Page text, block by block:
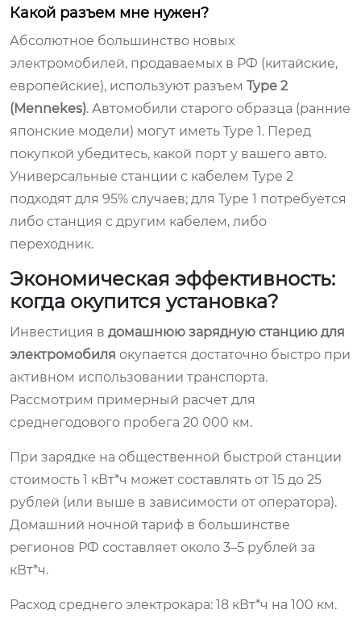
Какой разъем мне нужен?
Абсолютное большинство новых
электромобилей, продаваемых в РФ (китайские,
европейские), используют разъем Type 2
(Mennekes). Автомобили старого образца (ранние
японские модели) могут иметь Type 1. Перед
покупкой убедитесь, какой порт у вашего авто.
Универсальные станции с кабелем Type 2
подходят для 95% случаев; для Type 1 потребуется
либо станция с другим кабелем, либо
переходник.
Экономическая эффективность:
когда окупится установка?
Инвестиция в домашнюю зарядную станцию для
электромобиля окупается достаточно быстро при
активном использовании транспорта.
Рассмотрим примерный расчет для
среднегодового пробега 20 000 км.
При зарядке на общественной быстрой станции
стоимость 1 кВт*ч может составлять от 15 до 25
рублей (или выше в зависимости от оператора).
Домашний ночной тариф в большинстве
регионов РФ составляет около 3–5 рублей за
кВт*ч.
Расход среднего электрокара: 18 кВт*ч на 100 км.